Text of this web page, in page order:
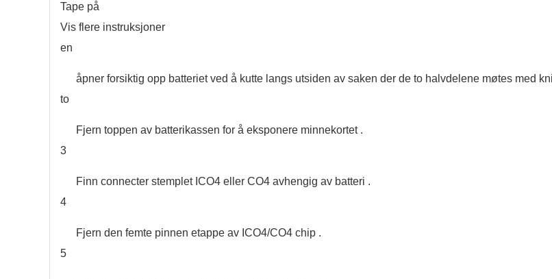
Tape på
Vis flere instruksjoner
en
åpner forsiktig opp batteriet ved å kutte langs utsiden av saken der de to halvdelene møtes med
to
Fjern toppen av batterikassen for å eksponere minnekortet .
3
Finn connecter stemplet ICO4 eller CO4 avhengig av batteri .
4
Fjern den femte pinnen etappe av ICO4/CO4 chip .
5